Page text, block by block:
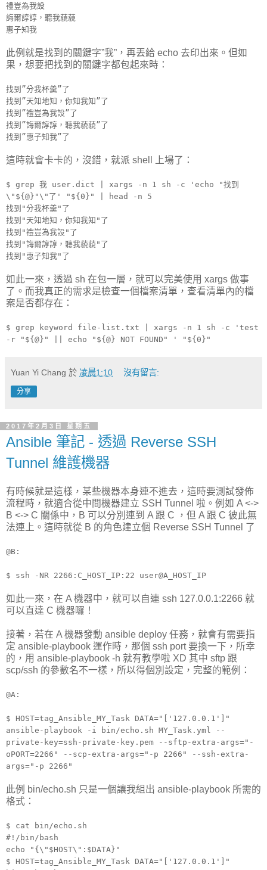
禮豈為我設
誨爾諄諄，聽我藐藐
惠子知我
此例就是找到的關鍵字”我”，再丟給 echo 去印出來。但如
果，想要把找到的關鍵字都包起來時：
找到”分我杯羹”了
找到”天知地知，你知我知”了
找到”禮豈為我設”了
找到”誨爾諄諄，聽我藐藐”了
找到”惠子知我”了
這時就會卡卡的，沒錯，就派 shell 上場了：
$ grep 我 user.dict | xargs -n 1 sh -c 'echo "找到
\"${@}"\"了' "${0}" | head -n 5
找到"分我杯羹"了
找到"天知地知，你知我知"了
找到"禮豈為我設"了
找到"誨爾諄諄，聽我藐藐"了
找到"惠子知我"了
如此一來，透過 sh 在包一層，就可以完美使用 xargs 做事
了。而我真正的需求是檢查一個檔案清單，查看清單內的檔
案是否都存在：
$ grep keyword file-list.txt | xargs -n 1 sh -c 'test
-r "${@}" || echo "${@} NOT FOUND" ' "${0}"
Yuan Yi Chang 於 凌晨1:10 沒有留言:
分享
2017年2月3日 星期五
Ansible 筆記 - 透過 Reverse SSH
Tunnel 維護機器
有時候就是這樣，某些機器本身連不進去，這時要測試發佈
流程時，就適合從中間機器建立 SSH Tunnel 啦。例如 A <->
B <-> C 關係中，B 可以分別連到 A 跟 C ，但 A 跟 C 彼此無
法連上。這時就從 B 的角色建立個 Reverse SSH Tunnel 了
@B:
$ ssh -NR 2266:C_HOST_IP:22 user@A_HOST_IP
如此一來，在 A 機器中，就可以自連 ssh 127.0.0.1:2266 就
可以直達 C 機器囉！
接著，若在 A 機器發動 ansible deploy 任務，就會有需要指
定 ansible-playbook 運作時，那個 ssh port 要換一下，所幸
的，用 ansible-playbook -h 就有教學啦 XD 其中 sftp 跟
scp/ssh 的參數名不一樣，所以得個別設定，完整的範例：
@A:
$ HOST=tag_Ansible_MY_Task DATA="['127.0.0.1']"
ansible-playbook -i bin/echo.sh MY_Task.yml --
private-key=ssh-private-key.pem --sftp-extra-args="-
oPORT=2266" --scp-extra-args="-p 2266" --ssh-extra-
args="-p 2266"
此例 bin/echo.sh 只是一個讓我組出 ansible-playbook 所需的
格式：
$ cat bin/echo.sh
#!/bin/bash
echo "{\"$HOST\":$DATA}"
$ HOST=tag_Ansible_MY_Task DATA="['127.0.0.1']"